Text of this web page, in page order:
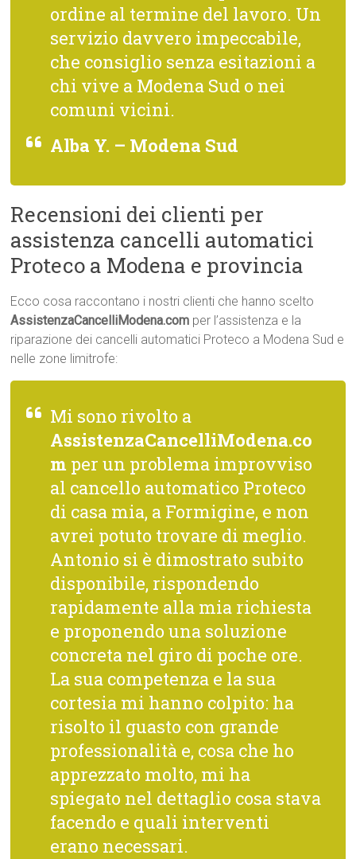
ordine al termine del lavoro. Un
servizio davvero impeccabile,
che consiglio senza esitazioni a
chi vive a Modena Sud o nei
comuni vicini.
Alba Y. – Modena Sud
Recensioni dei clienti per
assistenza cancelli automatici
Proteco a Modena e provincia
Ecco cosa raccontano i nostri clienti che hanno scelto
AssistenzaCancelliModena.com per l’assistenza e la
riparazione dei cancelli automatici Proteco a Modena Sud e
nelle zone limitrofe:
Mi sono rivolto a
AssistenzaCancelliModena.co
m per un problema improvviso
al cancello automatico Proteco
di casa mia, a Formigine, e non
avrei potuto trovare di meglio.
Antonio si è dimostrato subito
disponibile, rispondendo
rapidamente alla mia richiesta
e proponendo una soluzione
concreta nel giro di poche ore.
La sua competenza e la sua
cortesia mi hanno colpito: ha
risolto il guasto con grande
professionalità e, cosa che ho
apprezzato molto, mi ha
spiegato nel dettaglio cosa stava
facendo e quali interventi
erano necessari.